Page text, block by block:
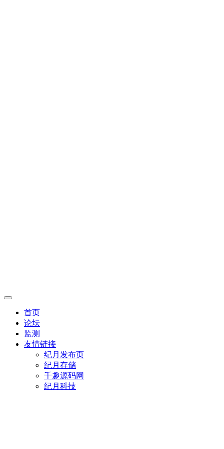
首页
论坛
监测
友情链接
纪月发布页
纪月存储
千趣源码网
纪月科技